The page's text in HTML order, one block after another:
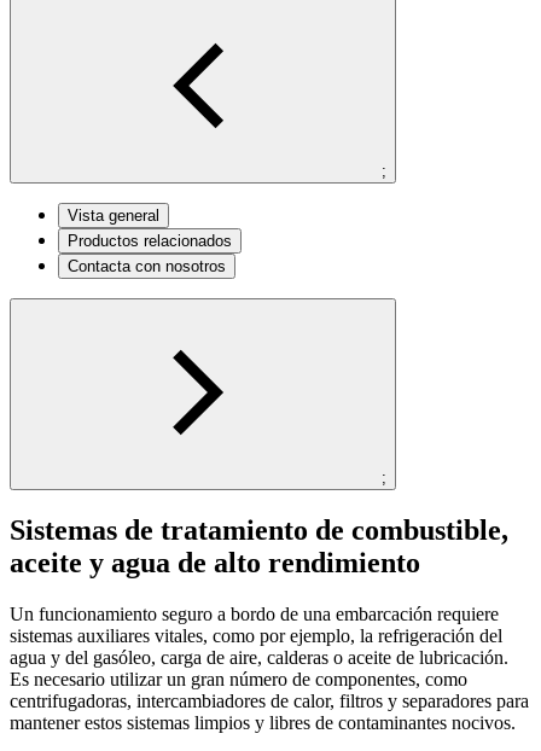
;
Vista general
Productos relacionados
Contacta con nosotros
;
Sistemas de tratamiento de combustible,
aceite y agua de alto rendimiento
Un funcionamiento seguro a bordo de una embarcación requiere
sistemas auxiliares vitales, como por ejemplo, la refrigeración del
agua y del gasóleo, carga de aire, calderas o aceite de lubricación.
Es necesario utilizar un gran número de componentes, como
centrifugadoras, intercambiadores de calor, filtros y separadores para
mantener estos sistemas limpios y libres de contaminantes nocivos.